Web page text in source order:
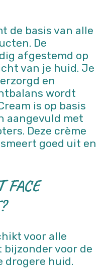
de basis van alle
De
afgestemd op
van je huid. Je
en
wordt
is op basis
aangevuld met
Deze crème
goed uit en
FACE
voor alle
voor de
drogere huid.